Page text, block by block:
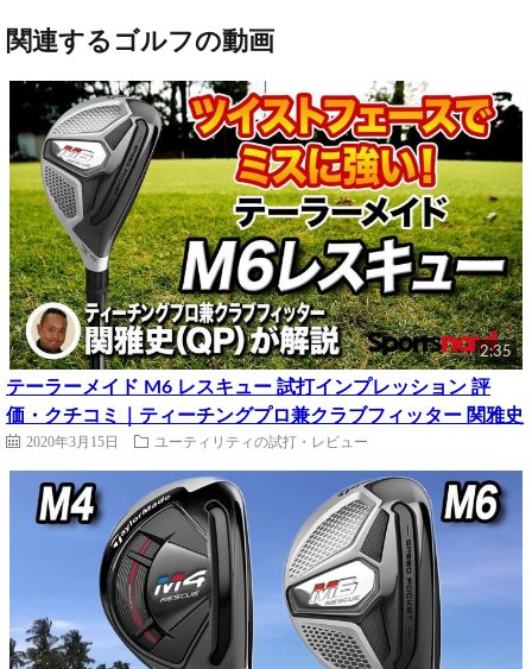
関連するゴルフの動画
2:35
テーラーメイド M6 レスキュー 試打インプレッション 評
価・クチコミ｜ティーチングプロ兼クラブフィッター 関雅史
2020年3月15日 ユーティリティの試打・レビュー